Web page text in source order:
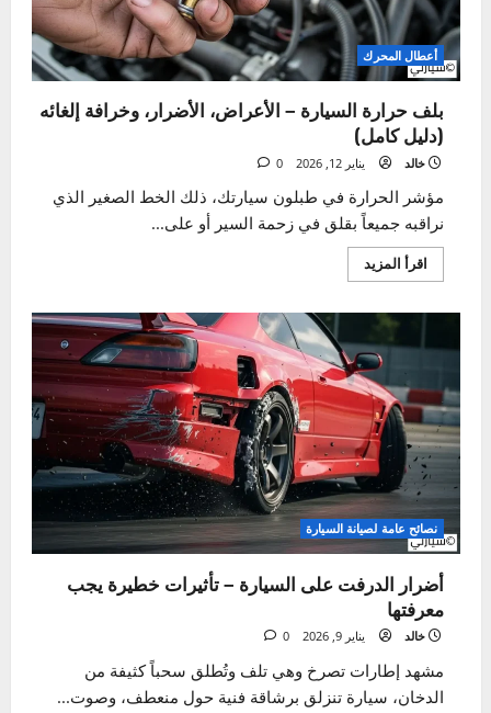
أعطال المحرك
بلف حرارة السيارة – الأعراض، الأضرار، وخرافة إلغائه
(دليل كامل)
خالد يناير 12, 2026
مؤشر الحرارة في طبلون سيارتك، ذلك الخط الصغير الذي
نراقبه جميعاً بقلق في زحمة السير أو على...
اقرأ المزيداقرأ
المزيد
عن
بلف
حرارة
السيارة
–
الأعراض،
الأضرار،
وخرافة
إلغائه
(دليل
كامل)
نصائح عامة لصيانة السيارة
أضرار الدرفت على السيارة – تأثيرات خطيرة يجب